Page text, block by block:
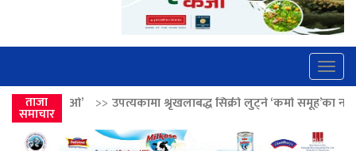
ताजा
समाचार
श्रृंखलाबद्ध सिक्री लुट्ने ‘कर्मा समूह’का नाइकेसहित पाँच पक्राउ >>